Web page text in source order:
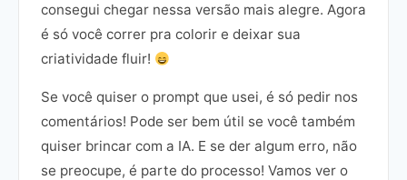
consegui chegar nessa versão mais alegre. Agora
é só você correr pra colorir e deixar sua
criatividade fluir!
Se você quiser o prompt que usei, é só pedir nos
comentários! Pode ser bem útil se você também
quiser brincar com a IA. E se der algum erro, não
se preocupe, é parte do processo! Vamos ver o